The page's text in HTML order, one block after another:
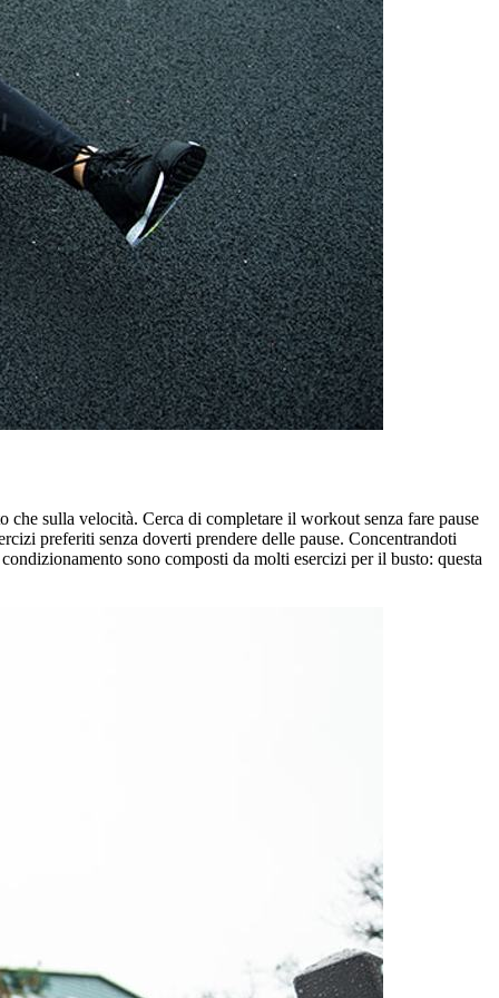
sulla velocità. Cerca di completare il workout senza fare pause
preferiti senza doverti prendere delle pause. Concentrandoti
sono composti da molti esercizi per il busto: questa